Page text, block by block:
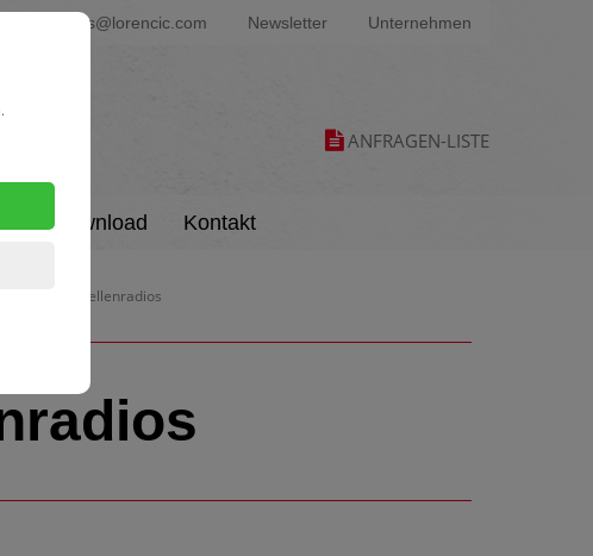
headquarters@lorencic.com Newsletter Unternehmen
ANFRAGEN-LISTE
Download Kontakt
> Baustellenradios